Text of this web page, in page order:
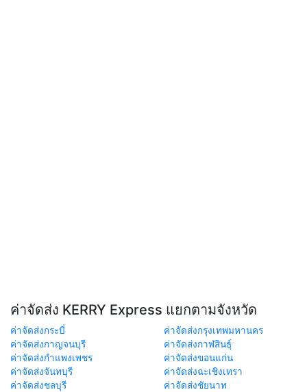
ค่าจัดส่ง KERRY Express แยกตามจังหวัด
ค่าจัดส่งกระบี่
ค่าจัดส่งกรุงเทพมหานคร
ค่าจัดส่งกาญจนบุรี
ค่าจัดส่งกาฬสินธุ์
ค่าจัดส่งกำแพงเพชร
ค่าจัดส่งขอนแก่น
ค่าจัดส่งจันทบุรี
ค่าจัดส่งฉะเชิงเทรา
ค่าจัดส่งชลบุรี
ค่าจัดส่งชัยนาท